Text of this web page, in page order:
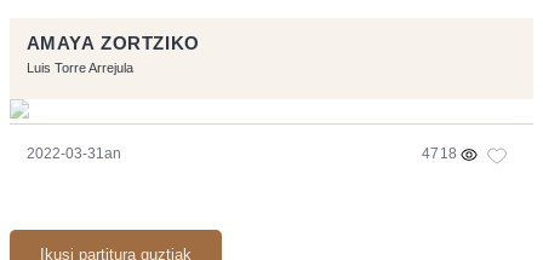
AMAYA ZORTZIKO
Luis Torre Arrejula
2022-03-31an 4718
Ikusi partitura guztiak